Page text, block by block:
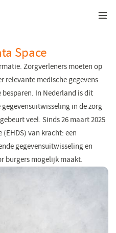
Space
Zorgverleners moeten op
relevante medische gegevens
In Nederland is dit
in de zorg
veel. Sinds 26 maart 2025
(EHDS) van kracht: een
gegevensuitwisseling en
burgers mogelijk maakt.